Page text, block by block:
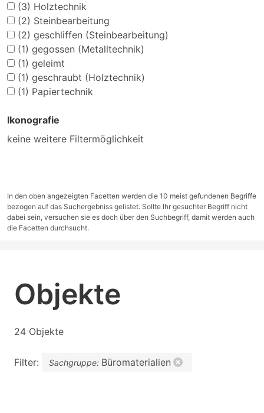
(3) Holztechnik
(2) Steinbearbeitung
(2) geschliffen (Steinbearbeitung)
(1) gegossen (Metalltechnik)
(1) geleimt
(1) geschraubt (Holztechnik)
(1) Papiertechnik
Ikonografie
keine weitere Filtermöglichkeit
In den oben angezeigten Facetten werden die 10 meist gefundenen Begriffe
bezogen auf das Suchergebniss gelistet. Sollte Ihr gesuchter Begriff nicht
dabei sein, versuchen sie es doch über den Suchbegriff, damit werden auch
die Facetten durchsucht.
Objekte
24 Objekte
Filter: Sachgruppe: Büromaterialien